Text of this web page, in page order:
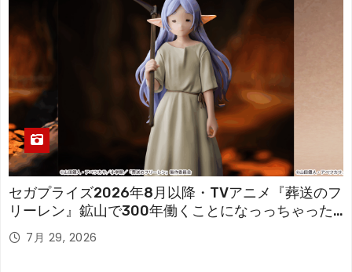
セガプライズ2026年8月以降・TVアニメ『葬送のフ
リーレン』鉱山で300年働くことになっっちゃった
「フリーレン」を立体化！
7月 29, 2026